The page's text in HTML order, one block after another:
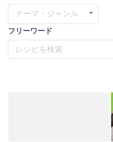
テーマ・ジャンル
フリーワード